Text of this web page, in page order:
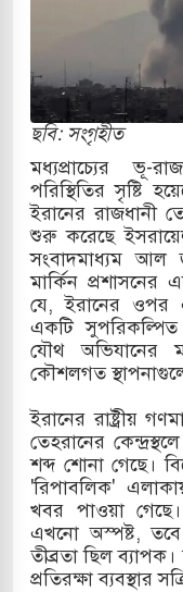
দক্ষিণ কোরিয়ার
থাকুক বা না থাকুক,
জুমার বয়ান ও নামাজ
ছাড়লেন জনপ্রিয়
অ্যারেস্ট আবেদন,
নতুন বাংলাদেশের
বিভিন্ন খাতে সৌদির
ছাত্রদল ও
ছবি: সংগৃহীত
মধ্যপ্রাচ্যের ভূ-
পরিস্থিতির সৃষ্টি
ইরানের রাজধানী
শুরু করেছে ইসরায়েল
সংবাদমাধ্যম আল
মার্কিন প্রশাসনের
যে, ইরানের ওপর
একটি
যৌথ অভিযানের
কৌশলগত
​ইরানের রাষ্ট্রীয়
তেহরানের
শব্দ শোনা গেছে।
'রিপাবলিক'
খবর পাওয়া গেছে।
এখনো অস্পষ্ট, তবে
তীব্রতা ছিল
প্রতিরক্ষা ব্যবস্থার